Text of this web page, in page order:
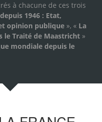
à chacune de ces trois
1946 : Etat,
opinion publique », « La
le Traité de Maastricht »
mondiale depuis le